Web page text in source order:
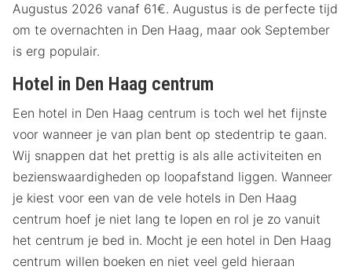
Augustus 2026 vanaf 61€. Augustus is de perfecte tijd
om te overnachten in Den Haag, maar ook September
is erg populair.
Hotel in Den Haag centrum
Een hotel in Den Haag centrum is toch wel het fijnste
voor wanneer je van plan bent op stedentrip te gaan.
Wij snappen dat het prettig is als alle activiteiten en
bezienswaardigheden op loopafstand liggen. Wanneer
je kiest voor een van de vele hotels in Den Haag
centrum hoef je niet lang te lopen en rol je zo vanuit
het centrum je bed in. Mocht je een hotel in Den Haag
centrum willen boeken en niet veel geld hieraan